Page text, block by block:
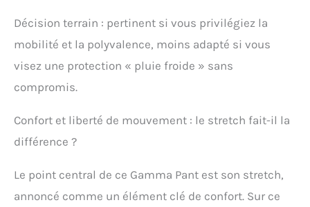
Décision terrain : pertinent si vous privilégiez la
mobilité et la polyvalence, moins adapté si vous
visez une protection « pluie froide » sans
compromis.
Confort et liberté de mouvement : le stretch fait-il la
différence ?
Le point central de ce Gamma Pant est son stretch,
annoncé comme un élément clé de confort. Sur ce